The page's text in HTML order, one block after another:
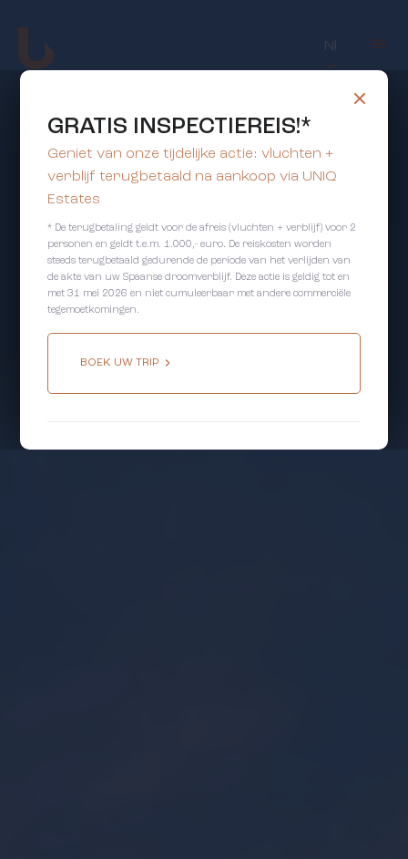
Nl
GRATIS INSPECTIEREIS!*
Geniet van onze tijdelijke actie: vluchten +
verblijf terugbetaald na aankoop via UNIQ
Estates
* De terugbetaling geldt voor de afreis (vluchten + verblijf) voor 2
personen en geldt t.e.m. 1.000,- euro. De reiskosten worden
steeds terugbetaald gedurende de periode van het verlijden van
de akte van uw Spaanse droomverblijf. Deze actie is geldig tot en
met 31 mei 2026 en niet cumuleerbaar met andere commerciële
tegemoetkomingen.
BOEK UW TRIP